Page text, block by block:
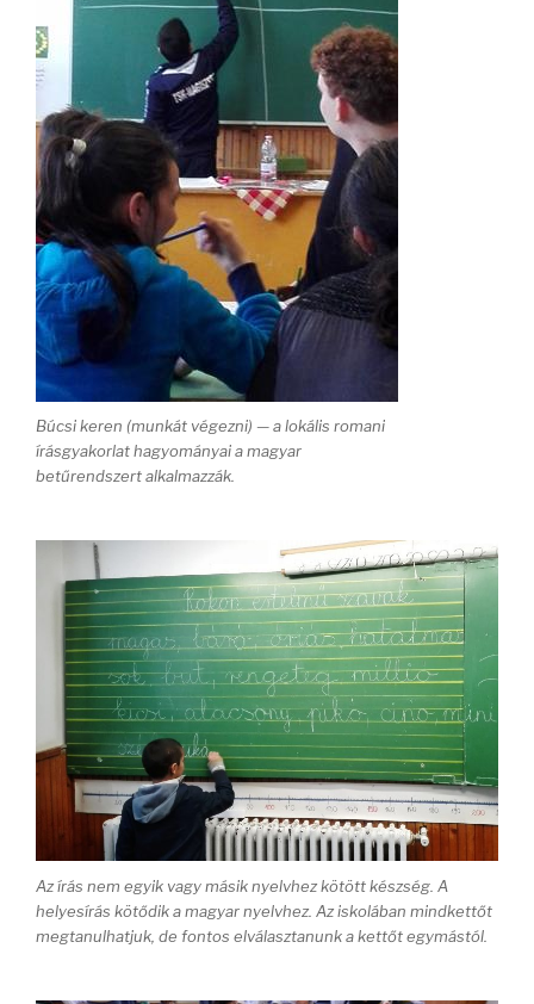
Búcsi keren (munkát végezni) — a lokális romani
írásgyakorlat hagyományai a magyar
betűrendszert alkalmazzák.
Az írás nem egyik vagy másik nyelvhez kötött készség. A
helyesírás kötődik a magyar nyelvhez. Az iskolában mindkettőt
megtanulhatjuk, de fontos elválasztanunk a kettőt egymástól.